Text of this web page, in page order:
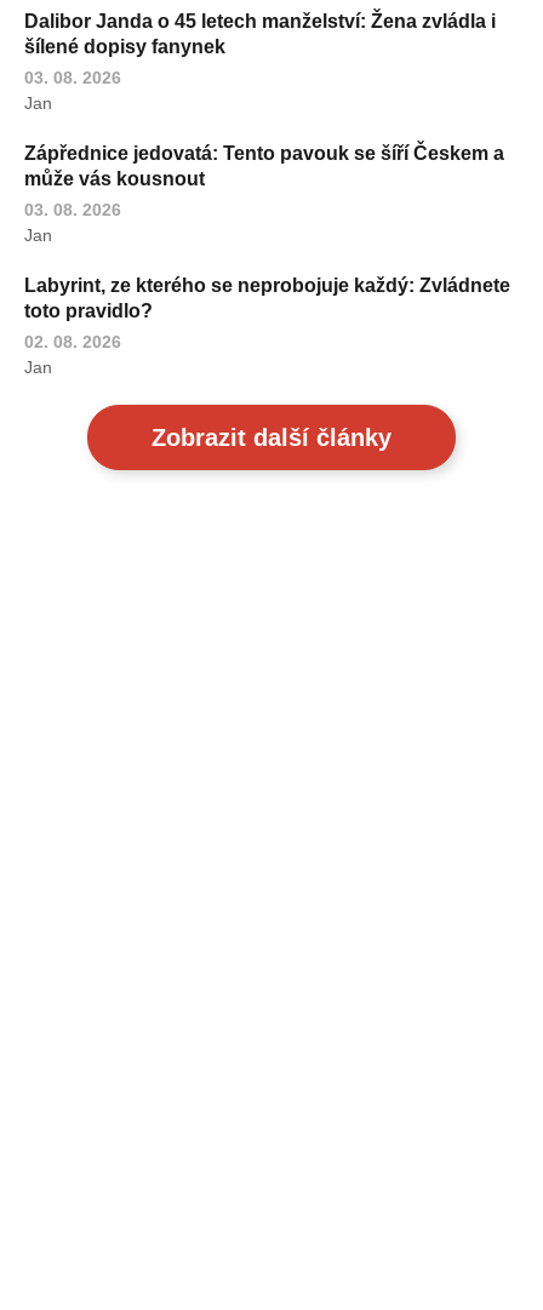
Dalibor Janda o 45 letech manželství: Žena zvládla i
šílené dopisy fanynek
03. 08. 2026
Jan
Zápřednice jedovatá: Tento pavouk se šíří Českem a
může vás kousnout
03. 08. 2026
Jan
Labyrint, ze kterého se neprobojuje každý: Zvládnete
toto pravidlo?
02. 08. 2026
Jan
Zobrazit další články